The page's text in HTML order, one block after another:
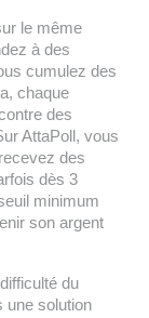
le même
à des
cumulez des
chaque
des
AttaPoll, vous
des
dès 3
minimum
son argent
du
une solution